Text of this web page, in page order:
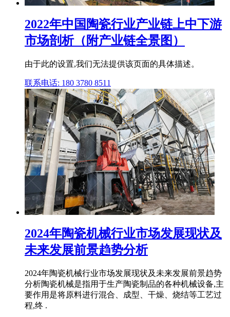
2022年中国陶瓷行业产业链上中下游
市场剖析（附产业链全景图）
由于此的设置,我们无法提供该页面的具体描述。
联系电话: 180 3780 8511
2024年陶瓷机械行业市场发展现状及
未来发展前景趋势分析
2024年陶瓷机械行业市场发展现状及未来发展前景趋势
分析陶瓷机械是指用于生产陶瓷制品的各种机械设备,主
要作用是将原料进行混合、成型、干燥、烧结等工艺过
程,终 .